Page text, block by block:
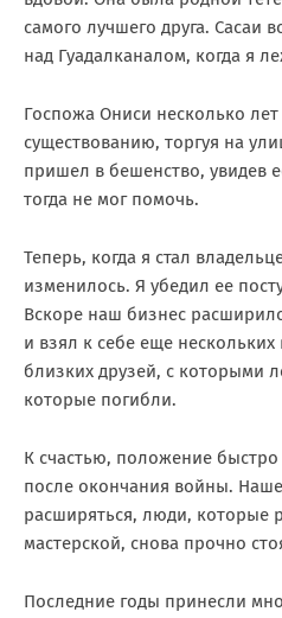
самого лучшего друга. Сасаи
над Гуадалканалом, когда я
Госпожа Ониси несколько
существованию, торгуя на
пришел в бешенство, увидев
тогда не мог помочь.
Теперь, когда я стал
изменилось. Я убедил ее
Вскоре наш бизнес
и взял к себе еще
близких друзей, с которыми
которые погибли.
К счастью, положение
после окончания войны.
расширяться, люди, которые
мастерской, снова прочно
Последние годы принесли